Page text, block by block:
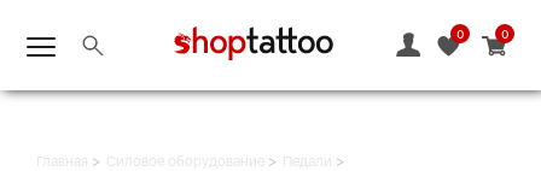
0
0
Главная Силовое оборудование
Педали